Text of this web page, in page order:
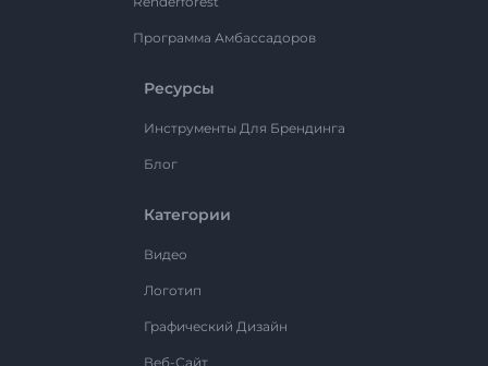
Программа Амбассадоров
Ресурсы
Инструменты Для Брендинга
Блог
Категории
Видео
Логотип
Графический Дизайн
Веб-Сайт